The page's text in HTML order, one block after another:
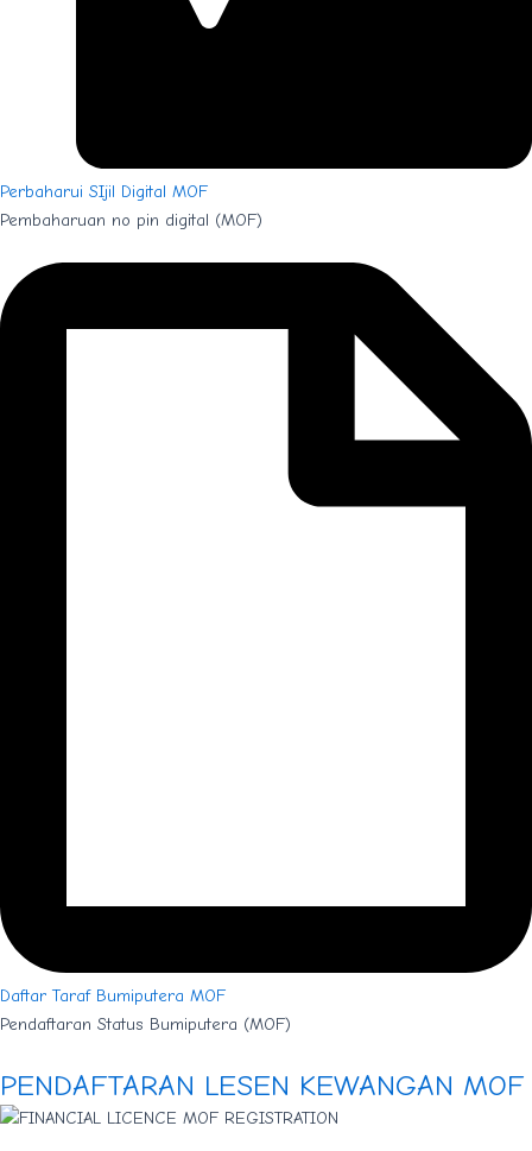
Perbaharui SIjil Digital MOF
Pembaharuan no pin digital (MOF)
Daftar Taraf Bumiputera MOF
Pendaftaran Status Bumiputera (MOF)
PENDAFTARAN LESEN KEWANGAN MOF